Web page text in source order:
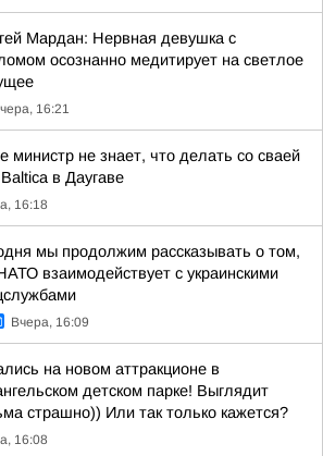
Мардан: Нервная девушка с
осознанно медитирует на светлое
16:21
министр не знает, что делать со сваей
в Даугаве
16:18
мы продолжим рассказывать о том,
взаимодействует с украинскими
Вчера, 16:09
на новом аттракционе в
детском парке! Выглядит
страшно)) Или так только кажется?
16:08